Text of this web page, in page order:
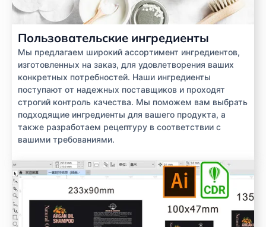
Пользовательские ингредиенты
Мы предлагаем широкий ассортимент ингредиентов,
изготовленных на заказ, для удовлетворения ваших
конкретных потребностей. Наши ингредиенты
поступают от надежных поставщиков и проходят
строгий контроль качества. Мы поможем вам выбрать
подходящие ингредиенты для вашего продукта, а
также разработаем рецептуру в соответствии с
вашими требованиями.